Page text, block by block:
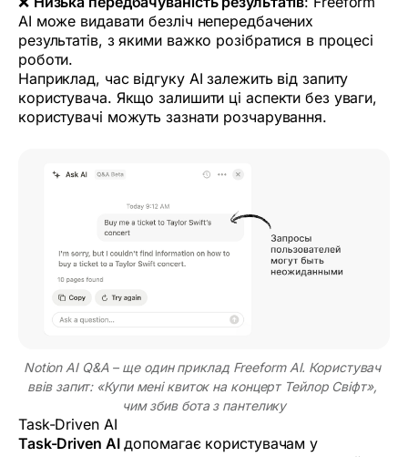
AI може видавати безліч непередбачених
результатів, з якими важко розібратися в процесі
роботи.
Наприклад, час відгуку AI залежить від запиту
користувача. Якщо залишити ці аспекти без уваги,
користувачі можуть зазнати розчарування.
Notion AI Q&A – ще один приклад Freeform AI. Користувач
ввів запит: «Купи мені квиток на концерт Тейлор Свіфт»,
чим збив бота з пантелику
Task-Driven AI
Task-Driven AIдопомагає користувачам у